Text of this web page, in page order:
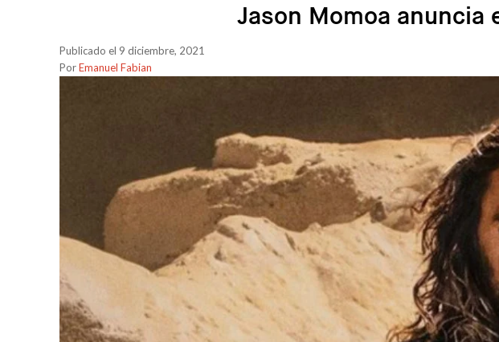
Jason Momoa anuncia
Publicado el 9 diciembre, 2021
PorEmanuel Fabian